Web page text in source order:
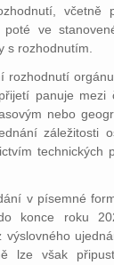
včetně
poté ve
s rozhodnutím.
rozhodnutí
panuje mezi
nebo
záležitosti
technických
v písemné
konce roku
lze však